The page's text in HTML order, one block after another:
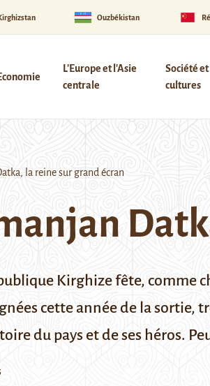
Ouzbékistan
L'Europe et l'Asie
centrale
Société et
cultures
la reine sur grand écran
Kirghize fête, comme
cette année de la sortie,
du pays et de ses héros.